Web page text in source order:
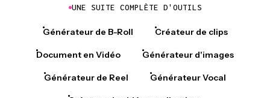
UNE SUITE COMPLÈTE D'OUTILS
Générateur de B-Roll Créateur de clips
Document en Vidéo Générateur d'images
Générateur de Reel Générateur Vocal